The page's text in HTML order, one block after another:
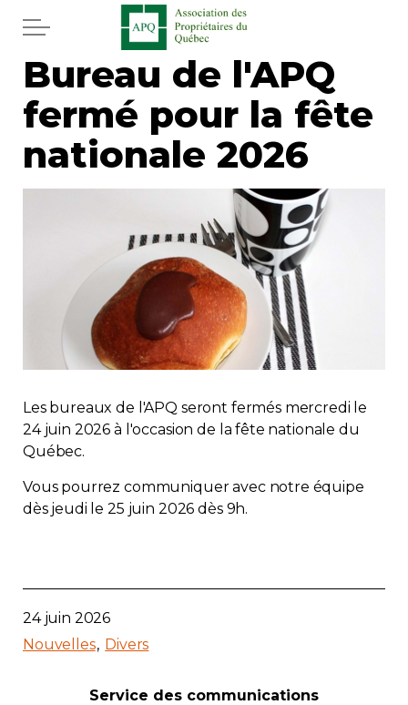
Aller au contenu principal
Accueil
Services
Mot de l'éditeur
Immobilier
Réglementation
Rabais APQ
Bureau de l'APQ
fermé pour la fête
nationale 2026
Les bureaux de l'APQ seront fermés mercredi le
24 juin 2026 à l'occasion de la fête nationale du
Québec.
Vous pourrez communiquer avec notre équipe
dès jeudi le 25 juin 2026 dès 9h.
24 juin 2026
Nouvelles Divers
Service des communications